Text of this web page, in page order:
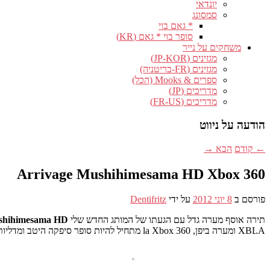
יונדאי
סמסונג
* גאם בוי
סופר בוי * גאם (KR)
משחקים על נייר
מגזינים (JP-KOR)
מגזינים (FR-בריטניה)
ספרים & Mooks (הכל)
מדריכים (JP)
מדריכים (FR-US)
הודעה על ניווט
← קודם הבא →
Arrivage Mushihimesama HD Xbox 360
פורסם ב 8 יוני 2012 על ידי Dentifritz
תירה אוסף מערה גדל עם הגעתו של המותג החדש שלי HD
XBLA ומערה ביפן, la Xbox 360 מתחיל להיות סופר סיפקה היטב ומדליות זהב כבר הפכו לאחד מקונסולות חובה עבור כל אוהדים של כדורים. אני מאוד הוא קונסולת אסיה שנייה לא יקר מדי לשימי